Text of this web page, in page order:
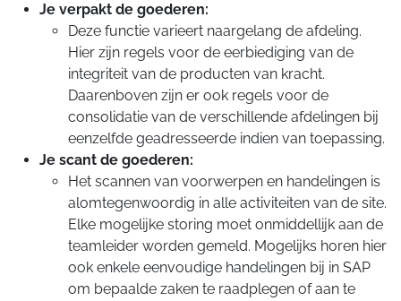
Je verpakt de goederen:
Deze functie varieert naargelang de afdeling.
Hier zijn regels voor de eerbiediging van de
integriteit van de producten van kracht.
Daarenboven zijn er ook regels voor de
consolidatie van de verschillende afdelingen bij
eenzelfde geadresseerde indien van toepassing.
Je scant de goederen:
Het scannen van voorwerpen en handelingen is
alomtegenwoordig in alle activiteiten van de site.
Elke mogelijke storing moet onmiddellijk aan de
teamleider worden gemeld. Mogelijks horen hier
ook enkele eenvoudige handelingen bij in SAP
om bepaalde zaken te raadplegen of aan te